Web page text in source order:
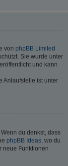
von phpBB Limited
Sie wurde unter
und kann
Anlaufstelle ist unter
du denkst, dass
phpBB Ideas, wo du
neue Funktionen